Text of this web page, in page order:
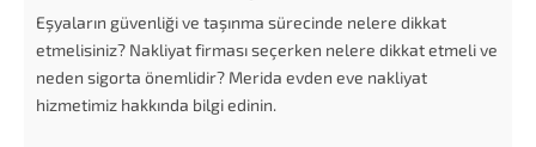
Eşyaların güvenliği ve taşınma sürecinde nelere dikkat
etmelisiniz? Nakliyat firması seçerken nelere dikkat etmeli ve
neden sigorta önemlidir? Merida evden eve nakliyat
hizmetimiz hakkında bilgi edinin.